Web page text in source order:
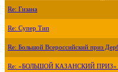
Re: Гизана
Re: Супер Тип
Re: Большой Всероссийский приз
Re: «БОЛЬШОЙ КАЗАНСКИЙ ПРИЗ»